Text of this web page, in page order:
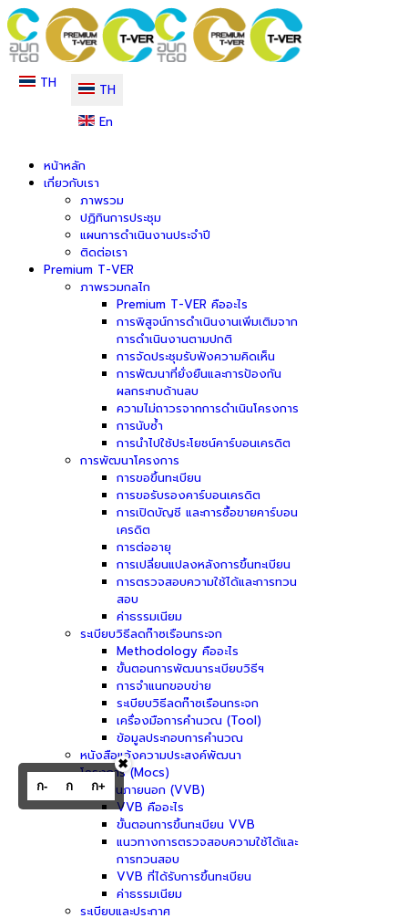
TH
TH
En
หน้าหลัก
เกี่ยวกับเรา
ภาพรวม
ปฏิทินการประชุม
แผนการดำเนินงานประจำปี
ติดต่อเรา
Premium T-VER
ภาพรวมกลไก
Premium T-VER คืออะไร
การพิสูจน์การดำเนินงานเพิ่มเติมจาก
การดำเนินงานตามปกติ
การจัดประชุมรับฟังความคิดเห็น
การพัฒนาที่ยั่งยืนและการป้องกัน
ผลกระทบด้านลบ
ความไม่ถาวรจากการดำเนินโครงการ
การนับซ้ำ
การนำไปใช้ประโยชน์คาร์บอนเครดิต
การพัฒนาโครงการ
การขอขึ้นทะเบียน
การขอรับรองคาร์บอนเครดิต
การเปิดบัญชี และการซื้อขายคาร์บอน
เครดิต
การต่ออายุ
การเปลี่ยนแปลงหลังการขึ้นทะเบียน
การตรวจสอบความใช้ได้และการทวน
สอบ
ค่าธรรมเนียม
ระเบียบวิธีลดก๊าซเรือนกระจก
Methodology คืออะไร
ขั้นตอนการพัฒนาระเบียบวิธีฯ
การจำแนกขอบข่าย
ระเบียบวิธีลดก๊าซเรือนกระจก
เครื่องมือการคำนวณ (Tool)
ข้อมูลประกอบการคำนวณ
หนังสือแจ้งความประสงค์พัฒนา
โครงการ (Mocs)
ผู้ประเมินภายนอก (VVB)
VVB คืออะไร
ขั้นตอนการขึ้นทะเบียน VVB
แนวทางการตรวจสอบความใช้ได้และ
การทวนสอบ
VVB ที่ได้รับการขึ้นทะเบียน
ค่าธรรมเนียม
ระเบียบและประกาศ
ก- ก ก+
✖